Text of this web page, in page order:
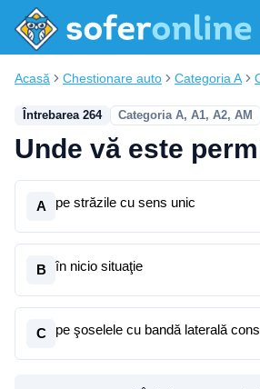
Acasă Chestionare auto Categoria A
Întrebarea 264 Categoria A, A1, A2, AM
Unde vă este
A pe străzile cu sens unic
B în nicio situaţie
C pe şoselele cu bandă laterală